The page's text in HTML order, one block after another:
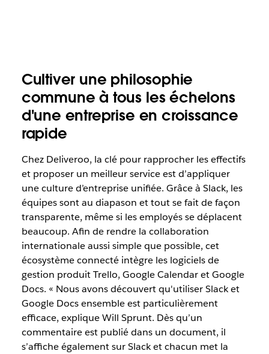
Cultiver une philosophie
commune à tous les échelons
d'une entreprise en croissance
rapide
Chez Deliveroo, la clé pour rapprocher les effectifs
et proposer un meilleur service est d’appliquer
une culture d’entreprise unifiée. Grâce à Slack, les
équipes sont au diapason et tout se fait de façon
transparente, même si les employés se déplacent
beaucoup. Afin de rendre la collaboration
internationale aussi simple que possible, cet
écosystème connecté intègre les logiciels de
gestion produit Trello, Google Calendar et Google
Docs. « Nous avons découvert qu'utiliser Slack et
Google Docs ensemble est particulièrement
efficace, explique Will Sprunt. Dès qu’un
commentaire est publié dans un document, il
s’affiche également sur Slack et chacun met la